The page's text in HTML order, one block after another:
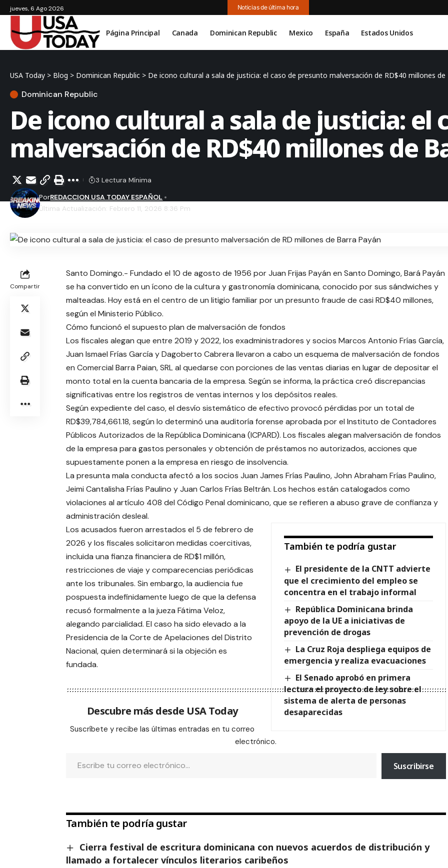
jueves, 6 Ago 2026 Noticias de última hora
Página Principal Canada Dominican Republic Mexico España Estados Unidos
USA Today > Blog > Dominican Republic > De icono cultural a sala de justicia: el caso de presunto malversación de RD$40 millones de
Dominican Republic
De icono cultural a sala de justicia: el
malversación de RD$40 millones de
Última Actualización: Febrero 11, 2026 8:36 Pm
PorREDACCION USA TODAY ESPAÑOL
3 Lectura Mínima
Compartir
Santo Domingo.- Fundado el 10 de agosto de 1956 por Juan Frijas Payán en Santo Domingo, Bará Payán
se ha convertido en un ícono de la cultura y gastronomía dominicana, conocido por sus sándwiches y
malteadas. Hoy está en el centro de un litigio familiar por un presunto fraude de casi RD$40 millones,
según el Ministerio Público.
Cómo funcionó el supuesto plan de malversación de fondos
Los fiscales alegan que entre 2019 y 2022, los exadministradores y socios Marcos Antonio Frías García,
Juan Ismael Frías García y Dagoberto Cabrera llevaron a cabo un esquema de malversación de fondos
en Comercial Barra Paian, SRL al quedarse con porciones de las ventas diarias en lugar de depositar el
monto total en la cuenta bancaria de la empresa. Según se informa, la práctica creó discrepancias
significativas entre los registros de ventas internos y los depósitos reales.
Según expediente del caso, el desvío sistemático de efectivo provocó pérdidas por un total de
RD$39,784,661.18, según lo determinó una auditoría forense aprobada por el Instituto de Contadores
Públicos Autorizados de la República Dominicana (ICPARD). Los fiscales alegan malversación de fondos
de la empresa para gastos personales y obtención de préstamos no autorizados, acciones que
supuestamente ponen a la empresa en riesgo de insolvencia.
La presunta mala conducta afectó a los socios Juan James Frías Paulino, John Abraham Frías Paulino,
Jeimi Cantalisha Frías Paulino y Juan Carlos Frías Beltrán. Los hechos están catalogados como
violaciones al artículo 408 del Código Penal dominicano, que se refieren a abuso grave de confianza y
administración desleal.
También te podría gustar
El presidente de la CNTT advierte
que el crecimiento del empleo se
concentra en el trabajo informal
República Dominicana brinda
apoyo de la UE a iniciativas de
prevención de drogas
La Cruz Roja despliega equipos de
emergencia y realiza evacuaciones
El Senado aprobó en primera
lectura el proyecto de ley sobre el
sistema de alerta de personas
desaparecidas
Los acusados ​​fueron arrestados el 5 de febrero de
2026 y los fiscales solicitaron medidas coercitivas,
incluida una fianza financiera de RD$1 millón,
restricciones de viaje y comparecencias periódicas
ante los tribunales. Sin embargo, la audiencia fue
pospuesta indefinidamente luego de que la defensa
recusó formalmente a la jueza Fátima Veloz,
alegando parcialidad. El caso ha sido elevado a la
Presidencia de la Corte de Apelaciones del Distrito
Nacional, quien determinará si la objeción es
fundada.
Descubre más desde USA Today
Suscríbete y recibe las últimas entradas en tu correo
electrónico.
Suscribirse
También te podría gustar
Cierra festival de escritura dominicana con nuevos acuerdos de distribución y
llamado a fortalecer vínculos literarios caribeños